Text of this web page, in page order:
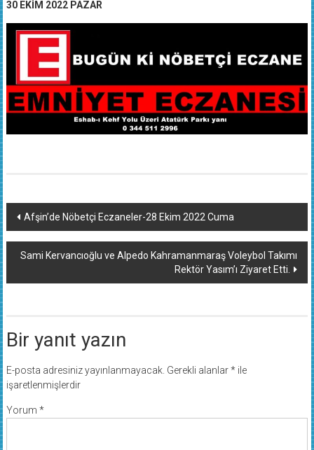
30 EKİM 2022 PAZAR
Yazı
dolaşımı
Afşin’de Nöbetçi Eczaneler-28 Ekim 2022 Cuma
Sami Kervancıoğlu ve Alpedo Kahramanmaraş Voleybol Takımı
Rektör Yasım’ı Ziyaret Etti.
Bir yanıt yazın
E-posta adresiniz yayınlanmayacak. Gerekli alanlar*ile
işaretlenmişlerdir
Yorum *